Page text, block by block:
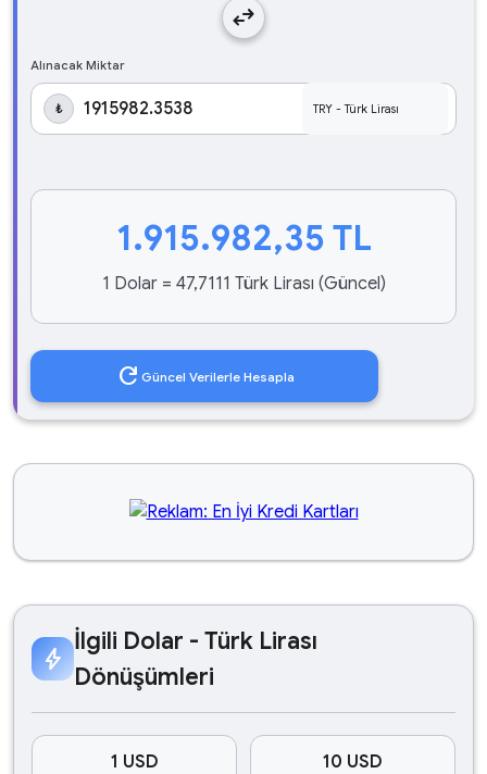
swap_horiz
Alınacak Miktar
₺
1.915.982,35 TL
1 Dolar = 47,7111 Türk Lirası (Güncel)
refresh Güncel Verilerle Hesapla
bolt
İlgili Dolar - Türk Lirası
Dönüşümleri
1 USD
10 USD